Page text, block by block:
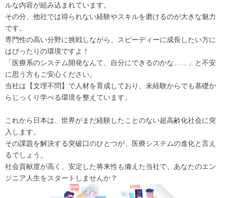
ルな内容が組み込まれています。
その分、他社では得られない経験やスキルを磨けるのが大きな魅力
です。
専門性の高い分野に挑戦しながら、スピーディーに成長したい方に
はぴったりの環境ですよ！
「医療系のシステム開発なんて、自分にできるのかな……」と不安
に思う方もご安心ください。
当社は【文理不問】で人材を育成しており、未経験からでも基礎か
らじっくり学べる環境を整えています。
これから日本は、世界がまだ経験したことのない超高齢化社会に突
入します。
その課題を解決する突破口のひとつが、医療システムの進化と言え
るでしょう。
社会貢献度が高く、安定した将来性も備えた当社で、あなたのエン
ジニア人生をスタートしませんか？